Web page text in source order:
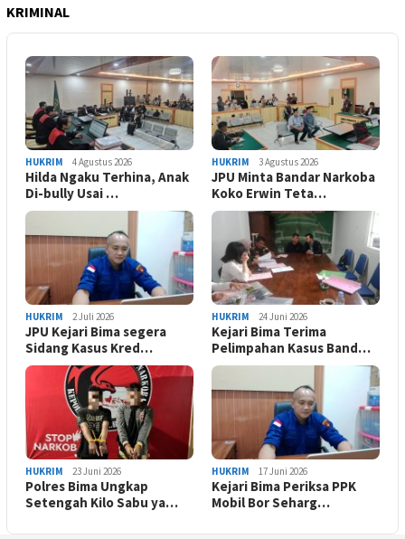
KRIMINAL
HUKRIM 4 Agustus 2026
Hilda Ngaku Terhina, Anak
Di-bully Usai …
HUKRIM 3 Agustus 2026
JPU Minta Bandar Narkoba
Koko Erwin Teta…
HUKRIM 2 Juli 2026
JPU Kejari Bima segera
Sidang Kasus Kred…
HUKRIM 24 Juni 2026
Kejari Bima Terima
Pelimpahan Kasus Band…
HUKRIM 23 Juni 2026
Polres Bima Ungkap
Setengah Kilo Sabu ya…
HUKRIM 17 Juni 2026
Kejari Bima Periksa PPK
Mobil Bor Seharg…